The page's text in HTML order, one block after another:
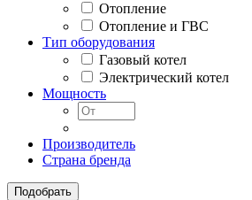
Отопление
Отопление и ГВС
Тип оборудования
Газовый котел
Электрический котел
Мощность
Производитель
Страна бренда